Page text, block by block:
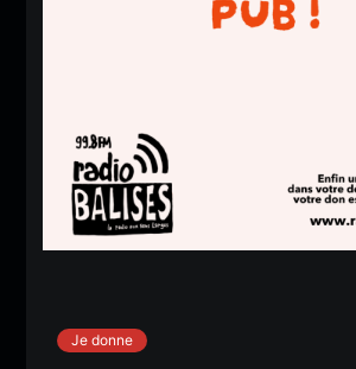
Je donne